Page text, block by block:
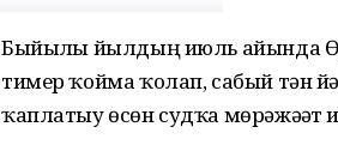
Быйылғы йылдың июль айында
тимер ҡойма ҡолап, сабый тән
ҡаплатыу өсөн судҡа мөрәжәғәт